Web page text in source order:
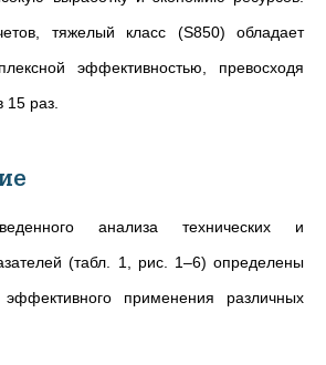
тяжелый класс (S850) обладает
эффективностью, превосходя
15 раз.
анализа технических и
(табл. 1, рис. 1–6) определены
применения различных